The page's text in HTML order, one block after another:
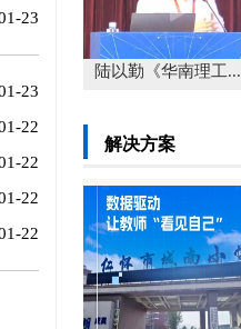
23
23
22
22
22
22
陆以勤《华南理工...
解决方案